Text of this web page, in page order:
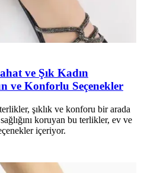
ve Şık Kadın
ve Konforlu Seçenekler
şıklık ve konforu bir arada
koruyan bu terlikler, ev ve
içeriyor.